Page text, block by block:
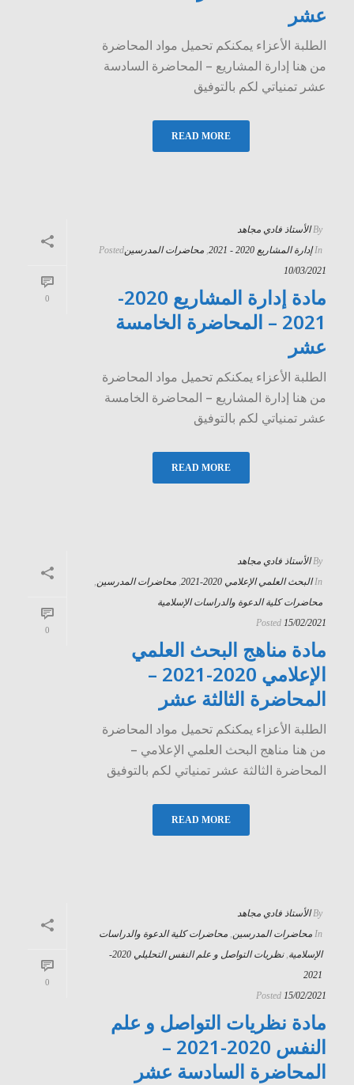
عشر
الطلبة الأعزاء يمكنكم تحميل مواد المحاضرة
من هنا إدارة المشاريع – المحاضرة السادسة
عشر تمنياتي لكم بالتوفيق
READ MORE
0
By الأستاذ فادي مجاهد
In إدارة المشاريع 2020 - 2021 , محاضرات المدرسينPosted
10/03/2021
مادة إدارة المشاريع 2020-
2021 – المحاضرة الخامسة
عشر
الطلبة الأعزاء يمكنكم تحميل مواد المحاضرة
من هنا إدارة المشاريع – المحاضرة الخامسة
عشر تمنياتي لكم بالتوفيق
READ MORE
0
By الأستاذ فادي مجاهد
In البحث العلمي الإعلامي 2020-2021 , محاضرات المدرسين,
محاضرات كلية الدعوة والدراسات الإسلامية
Posted 15/02/2021
مادة مناهج البحث العلمي
الإعلامي 2020-2021 –
المحاضرة الثالثة عشر
الطلبة الأعزاء يمكنكم تحميل مواد المحاضرة
من هنا مناهج البحث العلمي الإعلامي –
المحاضرة الثالثة عشر تمنياتي لكم بالتوفيق
READ MORE
0
By الأستاذ فادي مجاهد
In محاضرات المدرسين, محاضرات كلية الدعوة والدراسات
الإسلامية,
نظريات التواصل و علم النفس التحليلي 2020-
2021
Posted 15/02/2021
مادة نظريات التواصل و علم
النفس 2020-2021 –
المحاضرة السادسة عشر